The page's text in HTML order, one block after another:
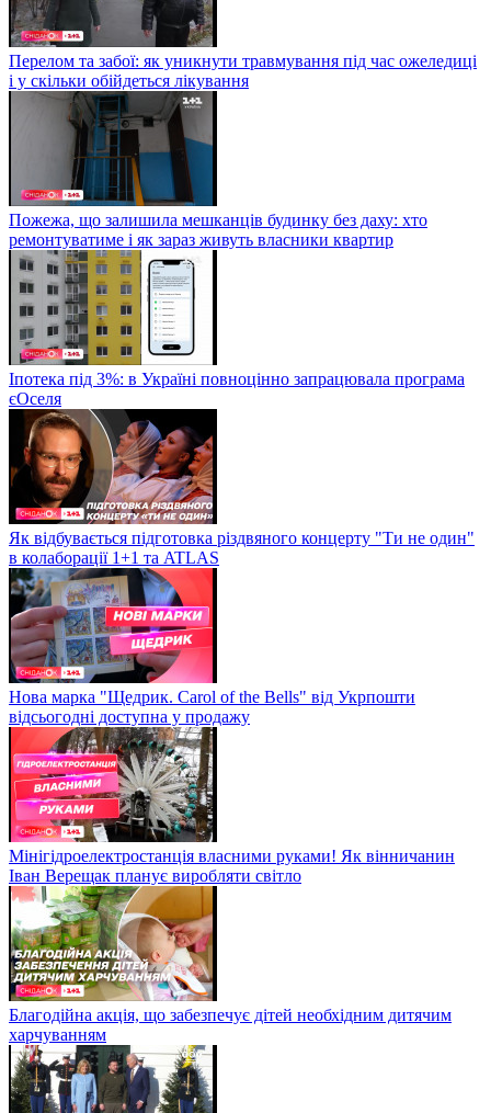
Перелом та забої: як уникнути травмування під час ожеледиці
і у скільки обійдеться лікування
Пожежа, що залишила мешканців будинку без даху: хто
ремонтуватиме і як зараз живуть власники квартир
Іпотека під 3%: в Україні повноцінно запрацювала програма
єОселя
Як відбувається підготовка різдвяного концерту "Ти не один"
в колаборації 1+1 та ATLAS
Нова марка "Щедрик. Carol of the Bells" від Укрпошти
відсьогодні доступна у продажу
Мінігідроелектростанція власними руками! Як вінничанин
Іван Верещак планує виробляти світло
Благодійна акція, що забезпечує дітей необхідним дитячим
харчуванням